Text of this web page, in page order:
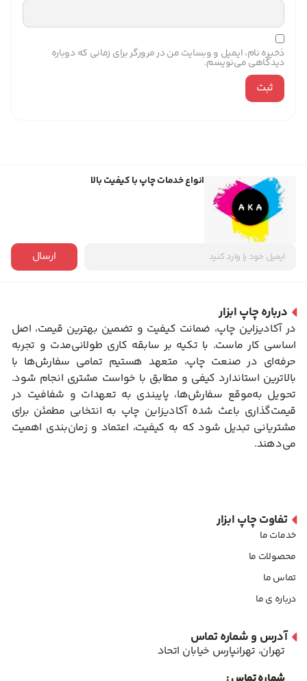
ذخیره نام، ایمیل و وبسایت من در مرورگر برای زمانی که دوباره
دیدگاهی می‌نویسم.
انواع خدمات چاپ با کیفیت بالا
ارسال
درباره چاپ ابزار
در آکادیزاین چاپ، ضمانت کیفیت و تضمین بهترین قیمت، اصل
اساسی کار ماست. با تکیه بر سابقه کاری طولانی‌مدت و تجربه
حرفه‌ای در صنعت چاپ، متعهد هستیم تمامی سفارش‌ها با
بالاترین استاندارد کیفی و مطابق با خواست مشتری انجام شود.
تحویل به‌موقع سفارش‌ها، پایبندی به تعهدات و شفافیت در
قیمت‌گذاری باعث شده آکادیزاین چاپ به انتخابی مطمئن برای
مشتریانی تبدیل شود که به کیفیت، اعتماد و زمان‌بندی اهمیت
می‌دهند.
تفاوت چاپ ابزار
خدمات ما
محصولات ما
تماس ما
درباره ی ما
آدرس و شماره تماس
تهران، تهرانپارس خیابان اتحاد